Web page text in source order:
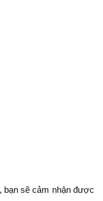
bạn sẽ cảm nhận được